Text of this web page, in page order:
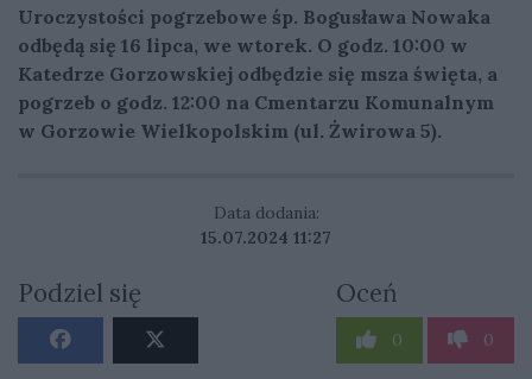
Uroczystości pogrzebowe śp. Bogusława Nowaka
odbędą się 16 lipca, we wtorek. O godz. 10:00 w
Katedrze Gorzowskiej odbędzie się msza święta, a
pogrzeb o godz. 12:00 na Cmentarzu Komunalnym
w Gorzowie Wielkopolskim (ul. Żwirowa 5).
Data dodania:
15.07.2024 11:27
Podziel się Oceń
0 0